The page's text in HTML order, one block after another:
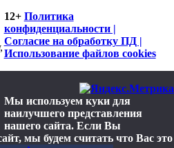
12+ Политика
конфиденциальности |
Согласие на обработку ПД |
Использование файлов cookies
Мы используем куки для
наилучшего представления
нашего сайта. Если Вы
мы будем считать что Вас это